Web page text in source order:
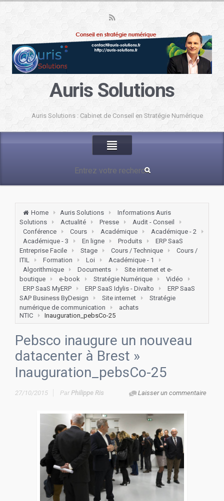
Auris Solutions
Auris Solutions : Cabinet de Conseil en Stratégie Numérique
Home Auris Solutions
Informations Auris
Solutions
Actualité Presse
Audit - Conseil
Conférence
Cours Académique
Académique - 2
Académique - 3
En ligne Produits
ERP SaaS
Entreprise Facile
Stage Cours / Technique
Cours /
ITIL
Formation Loi
Académique - 1
Algorithmique
Documents
Site internet et e-
boutique
e-book Stratégie Numérique
Vidéo
ERP SaaS MyERP
ERP SaaS Idylis - Divalto
ERP SaaS
SAP Business ByDesign
Site internet
Stratégie
numérique de communication
achats
NTIC
Inauguration_pebsCo-25
Pebsco inaugure un nouveau
datacenter à Brest »
Inauguration_pebsCo-25
27/10/2015 Laisser un commentaire
ParPhilippe Ris